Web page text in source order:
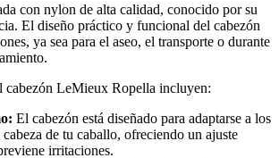
con nylon de alta calidad, conocido por su
El diseño práctico y funcional del cabezón
ya sea para el aseo, el transporte o durante
cabezón LeMieux Ropella incluyen:
El cabezón está diseñado para adaptarse a los
de tu caballo, ofreciendo un ajuste
irritaciones.